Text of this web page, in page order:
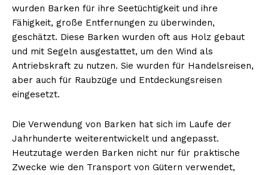
wurden Barken für ihre Seetüchtigkeit und ihre
Fähigkeit, große Entfernungen zu überwinden,
geschätzt. Diese Barken wurden oft aus Holz gebaut
und mit Segeln ausgestattet, um den Wind als
Antriebskraft zu nutzen. Sie wurden für Handelsreisen,
aber auch für Raubzüge und Entdeckungsreisen
eingesetzt.
Die Verwendung von Barken hat sich im Laufe der
Jahrhunderte weiterentwickelt und angepasst.
Heutzutage werden Barken nicht nur für praktische
Zwecke wie den Transport von Gütern verwendet,